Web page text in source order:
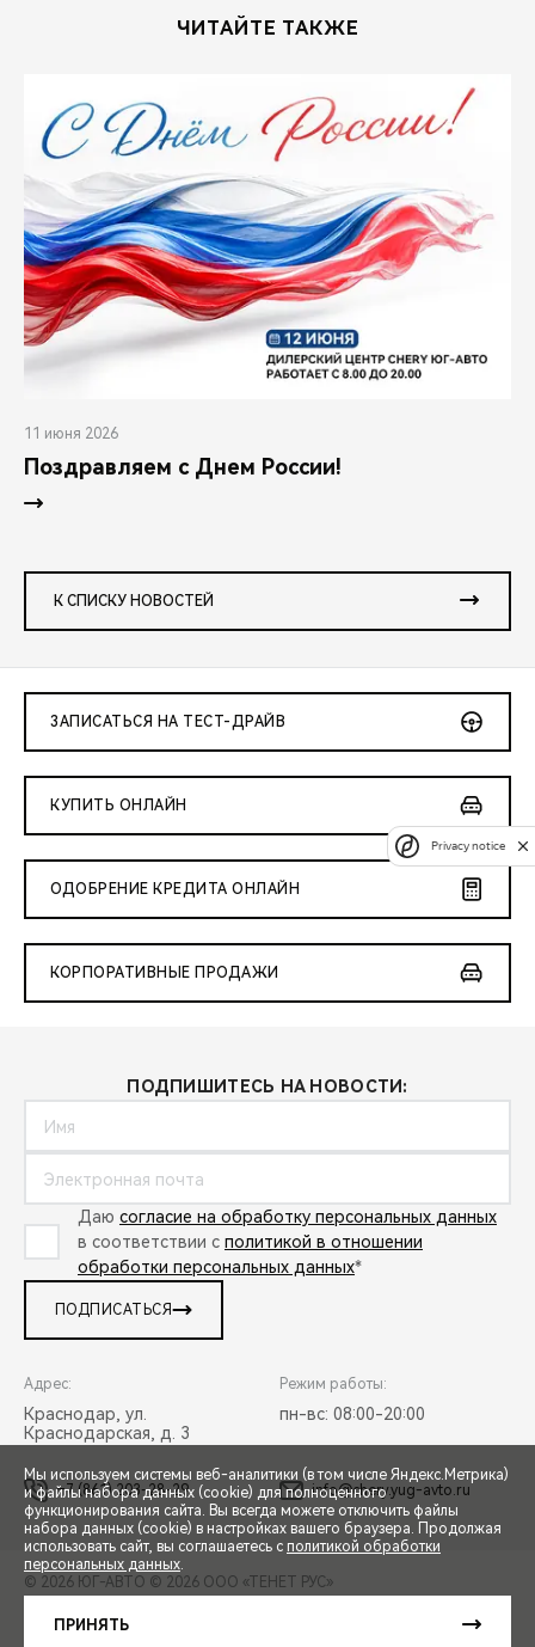
СПЕЦПРЕДЛОЖЕНИЯ
ЗАПИСЬ НА ТЕСТ-ДРАЙВ
ЧИТАЙТЕ ТАКЖЕ
11 июня 2026
Поздравляем с Днем России!
К СПИСКУ НОВОСТЕЙ
ЗАПИСАТЬСЯ НА ТЕСТ-ДРАЙВ
КУПИТЬ ОНЛАЙН
ОДОБРЕНИЕ КРЕДИТА ОНЛАЙН
КОРПОРАТИВНЫЕ ПРОДАЖИ
ПОДПИШИТЕСЬ НА НОВОСТИ:
Даю согласие на обработку персональных данных
в соответствии с политикой в отношении
обработки персональных данных*
ПОДПИСАТЬСЯ
Адрес:
Краснодар, ул.
Краснодарская, д. 3
Режим работы:
пн-вс: 08:00-20:00
+7 (861) 203-28-29 info@chery.yug-avto.ru
© 2026 ЮГ-АВТО © 2026 ООО «ТЕНЕТ РУС»
Сделано в ПЕРКС
Мы используем системы веб-аналитики (в том числе Яндекс.Метрика)
и файлы набора данных (cookie) для полноценного
функционирования сайта. Вы всегда можете отключить файлы
набора данных (cookie) в настройках вашего браузера. Продолжая
использовать сайт, вы соглашаетесь с политикой обработки
персональных данных.
ПРИНЯТЬ
Privacy notice